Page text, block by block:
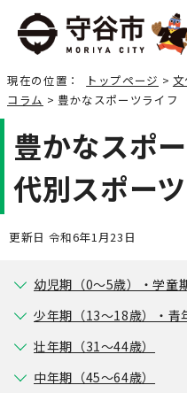
現在の位置： トップページ >
コラム > 豊かなスポーツライ
豊かなスポ
代別スポー
更新日 令和6年1月23日
幼児期（0～5歳）・学童
少年期（13～18歳）・青
壮年期（31～44歳）
中年期（45～64歳）